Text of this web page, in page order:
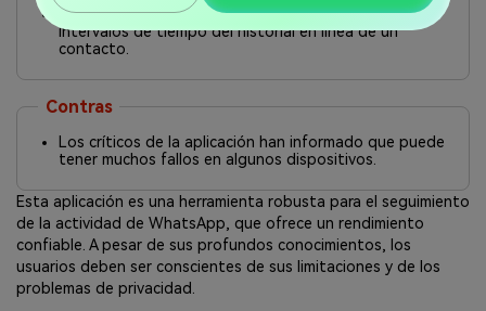
Un gráfico fácil de entender muestra todos los
intervalos de tiempo del historial en línea de un
contacto.
Contras
Los críticos de la aplicación han informado que puede
tener muchos fallos en algunos dispositivos.
Esta aplicación es una herramienta robusta para el seguimiento
de la actividad de WhatsApp, que ofrece un rendimiento
confiable. A pesar de sus profundos conocimientos, los
usuarios deben ser conscientes de sus limitaciones y de los
problemas de privacidad.